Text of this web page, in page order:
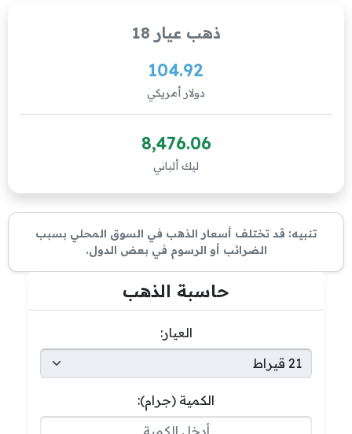
ذهب عيار 18
104.92
دولار أمريكي
8,476.06
ليك ألباني
تنبيه: قد تختلف أسعار الذهب في السوق المحلي بسبب
الضرائب أو الرسوم في بعض الدول.
حاسبة الذهب
العيار:
الكمية (جرام):